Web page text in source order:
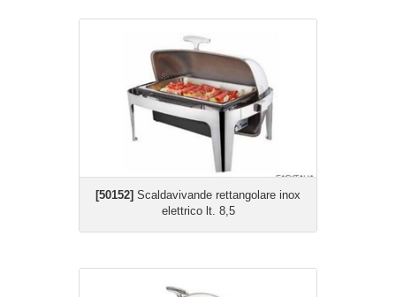
[50152] Scaldavivande rettangolare inox
elettrico lt. 8,5